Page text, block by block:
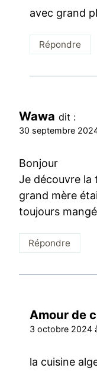
avec grand
Répondre
Wawa dit :
30 septembre
Bonjour
Je découvre la
grand mère
toujours
Répondre
Amour de
3 octobre 2024
la cuisine